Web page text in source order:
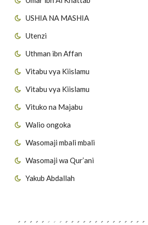
USHIA NA MASHIA
Utenzi
Uthman ibn Affan
Vitabu vya Kiislamu
Vitabu vya Kiislamu
Vituko na Majabu
Walio ongoka
Wasomaji mbali mbali
Wasomaji wa Qur’ani
Yakub Abdallah